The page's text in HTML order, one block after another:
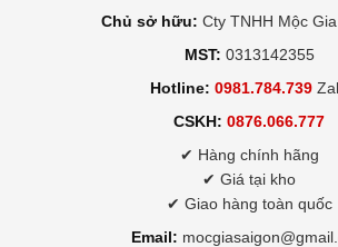
Chủ sở hữu: Cty TNHH Mộc
MST: 0313142355
Hotline: 0981.784.739
CSKH: 0876.066.777
✔ Hàng chính hãng
✔ Giá tại kho
✔ Giao hàng toàn quốc
Email: